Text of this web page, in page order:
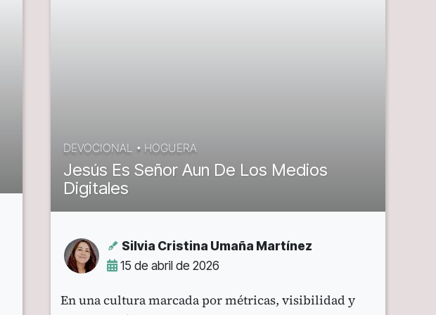
DEVOCIONAL • HOGUERA
Jesús Es Señor Aun De Los Medios
Digitales
Silvia Cristina Umaña Martínez
15 de abril de 2026
En una cultura marcada por métricas, visibilidad y